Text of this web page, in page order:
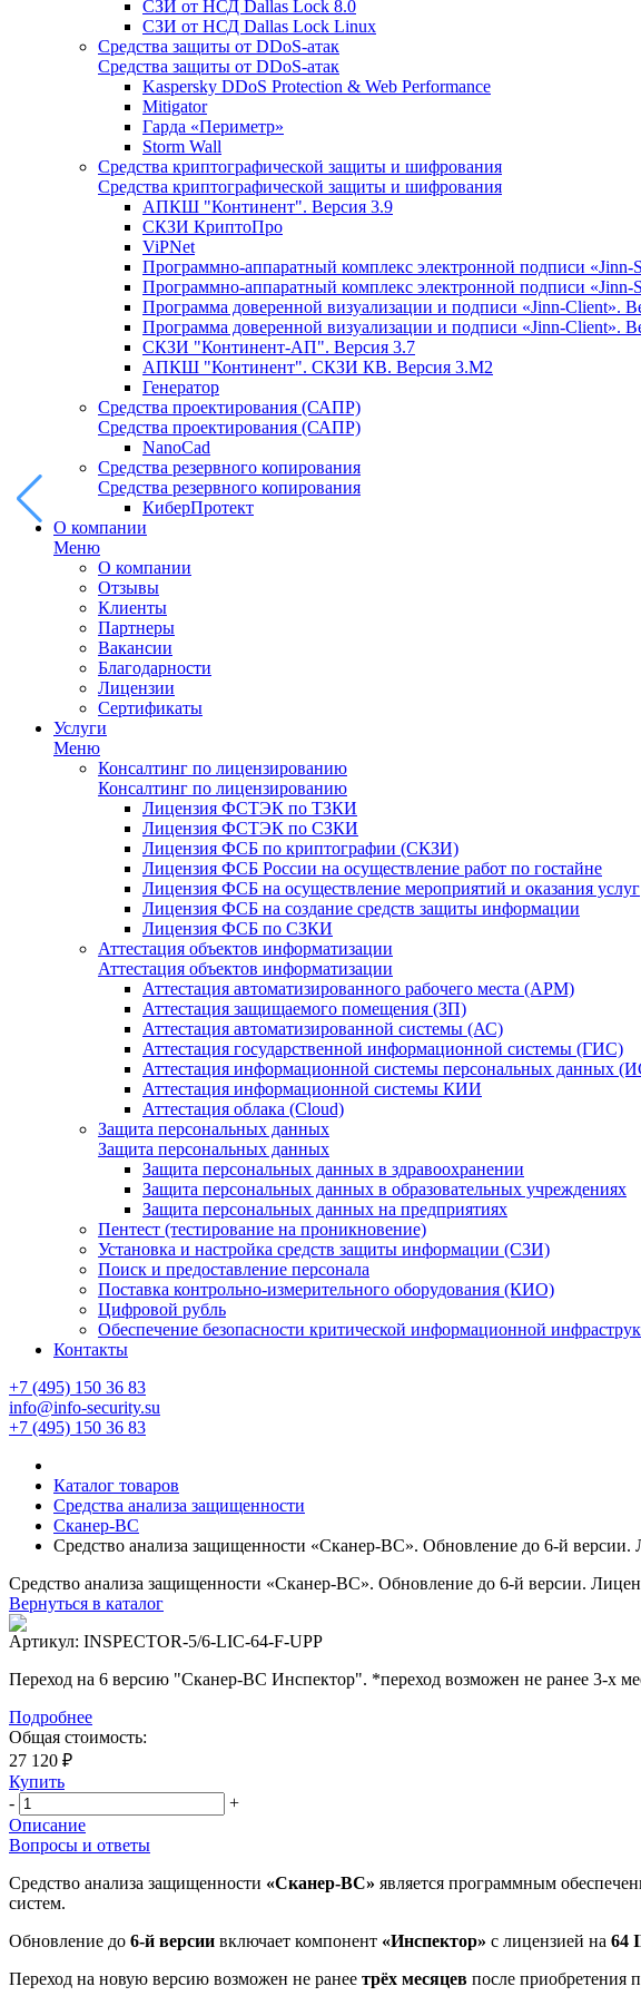
СЗИ от НСД Dallas Lock 8.0
СЗИ от НСД Dallas Lock Linux
Средства защиты от DDoS-атак
Средства защиты от DDoS-атак
Kaspersky DDoS Protection & Web Performance
Mitigator
Гарда «Периметр»
Storm Wall
Средства криптографической защиты и шифрования
Средства криптографической защиты и шифрования
АПКШ "Континент". Версия 3.9
СКЗИ КриптоПро
ViPNet
Программно-аппаратный комплекс электронной подписи «Jinn-
Программно-аппаратный комплекс электронной подписи «Jinn-
Программа доверенной визуализации и подписи «Jinn-Client».
Программа доверенной визуализации и подписи «Jinn-Client».
СКЗИ "Континент-АП". Версия 3.7
АПКШ "Континент". СКЗИ КВ. Версия 3.М2
Генератор
Средства проектирования (САПР)
Средства проектирования (САПР)
NanoCad
Средства резервного копирования
Средства резервного копирования
КиберПротект
О компании
Меню
О компании
Отзывы
Клиенты
Партнеры
Вакансии
Благодарности
Лицензии
Сертификаты
Услуги
Меню
Консалтинг по лицензированию
Консалтинг по лицензированию
Лицензия ФСТЭК по ТЗКИ
Лицензия ФСТЭК по СЗКИ
Лицензия ФСБ по криптографии (СКЗИ)
Лицензия ФСБ России на осуществление работ по гостайне
Лицензия ФСБ на осуществление мероприятий и оказания услуг
Лицензия ФСБ на создание средств защиты информации
Лицензия ФСБ по СЗКИ
Аттестация объектов информатизации
Аттестация объектов информатизации
Аттестация автоматизированного рабочего места (АРМ)
Аттестация защищаемого помещения (ЗП)
Аттестация автоматизированной системы (АС)
Аттестация государственной информационной системы (ГИС)
Аттестация информационной системы персональных данных
Аттестация информационной системы КИИ
Аттестация облака (Cloud)
Защита персональных данных
Защита персональных данных
Защита персональных данных в здравоохранении
Защита персональных данных в образовательных учреждениях
Защита персональных данных на предприятиях
Пентест (тестирование на проникновение)
Установка и настройка средств защиты информации (СЗИ)
Поиск и предоставление персонала
Поставка контрольно-измерительного оборудования (КИО)
Цифровой рубль
Обеспечение безопасности критической информационной
Контакты
+7 (495) 150 36 83
info@info-security.su
+7 (495) 150 36 83
Каталог товаров
Средства анализа защищенности
Сканер-ВС
Средство анализа защищенности «Сканер-ВС». Обновление до 6-й
Средство анализа защищенности «Сканер-ВС». Обновление до 6-й версии.
Вернуться в каталог
Артикул: INSPECTOR-5/6-LIC-64-F-UPP
Переход на 6 версию "Сканер-ВС Инспектор". *переход возможен не ранее 3-х
Подробнее
Общая стоимость:
27 120 ₽
Купить
-
+
Описание
Вопросы и ответы
Средство анализа защищенности «Сканер-ВС» является программным
систем.
Обновление до 6-й версии включает компонент «Инспектор» с лицензией на 64
Переход на новую версию возможен не ранее трёх месяцев после приобретения